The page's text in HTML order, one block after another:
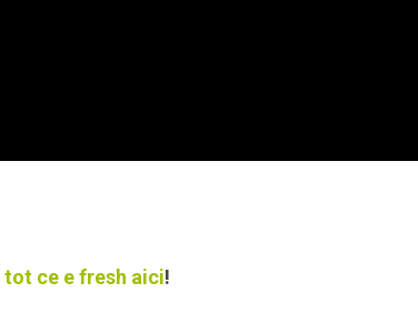
tot ce e fresh aici!